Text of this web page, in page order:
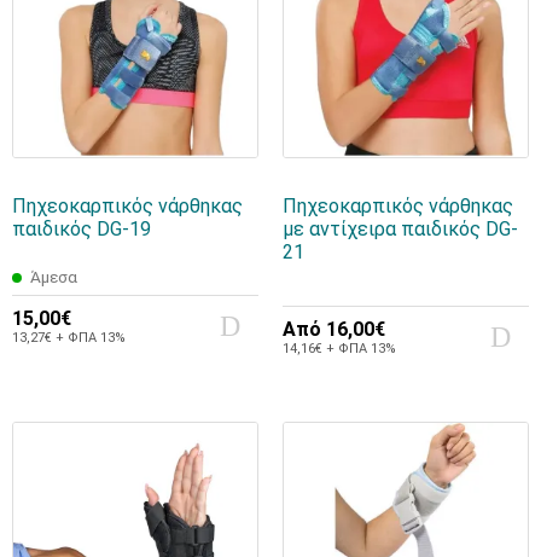
Πηχεοκαρπικός νάρθηκας
παιδικός DG-19
Άμεσα
15,00€
13,27€ + ΦΠΑ 13%
Πηχεοκαρπικός νάρθηκας
με αντίχειρα παιδικός DG-
21
Από 16,00€
14,16€ + ΦΠΑ 13%